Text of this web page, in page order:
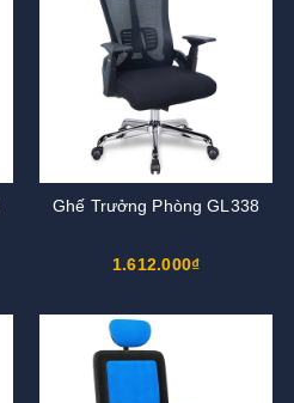
Ghế Trưởng Phòng GL338
1.612.000₫